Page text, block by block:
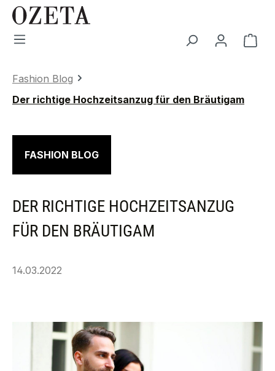
Zum Hauptinhalt springen
Fashion Blog
Der richtige Hochzeitsanzug für den Bräutigam
FASHION BLOG
DER RICHTIGE HOCHZEITSANZUG
FÜR DEN BRÄUTIGAM
14.03.2022